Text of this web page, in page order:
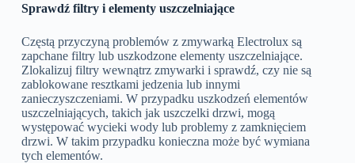
Sprawdź filtry i elementy uszczelniające
Częstą przyczyną problemów z zmywarką Electrolux są
zapchane filtry lub uszkodzone elementy uszczelniające.
Zlokalizuj filtry wewnątrz zmywarki i sprawdź, czy nie są
zablokowane resztkami jedzenia lub innymi
zanieczyszczeniami. W przypadku uszkodzeń elementów
uszczelniających, takich jak uszczelki drzwi, mogą
występować wycieki wody lub problemy z zamknięciem
drzwi. W takim przypadku konieczna może być wymiana
tych elementów.